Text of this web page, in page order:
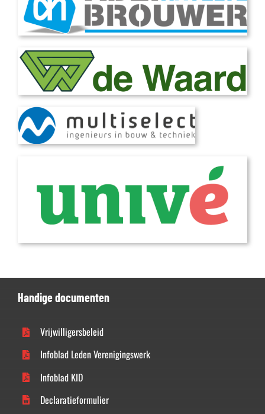
Handige documenten
Vrijwilligersbeleid
Infoblad Leden Verenigingswerk
Infoblad KID
Declaratieformulier